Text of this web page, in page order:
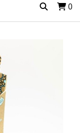
0